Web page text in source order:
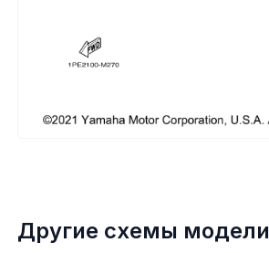
Другие схемы модели